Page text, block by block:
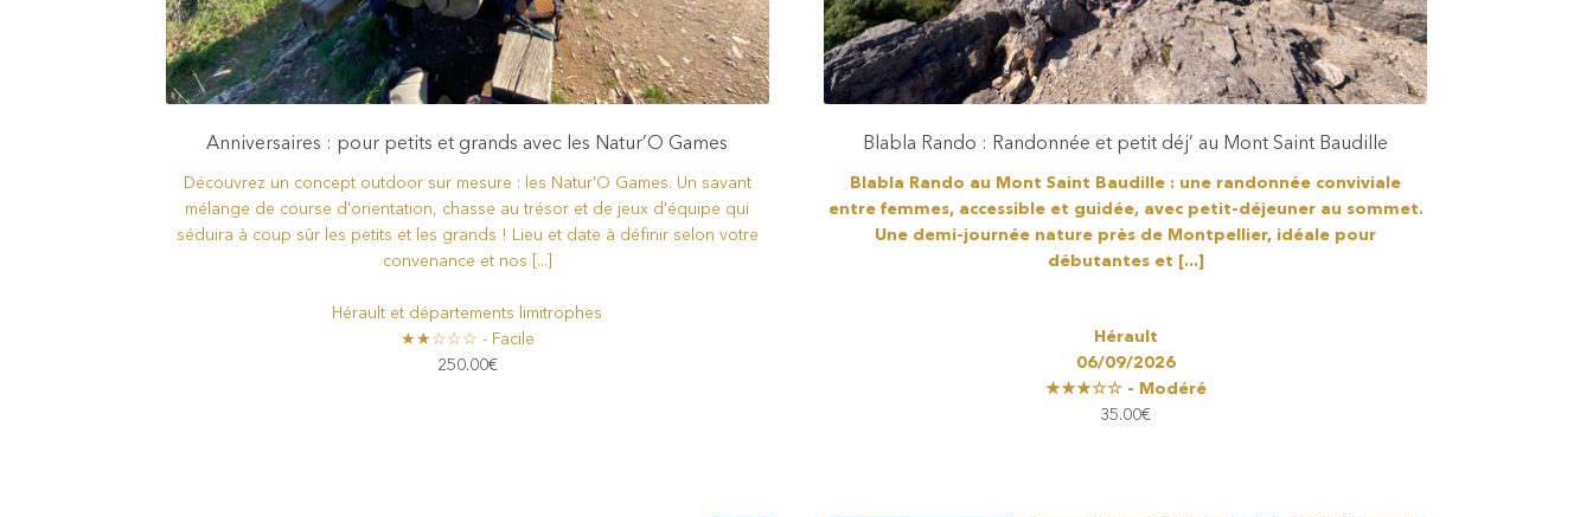
Anniversaires : pour petits et grands avec les Natur’O Games
Découvrez un concept outdoor sur mesure : les Natur'O Games. Un savant
mélange de course d'orientation, chasse au trésor et de jeux d'équipe qui
séduira à coup sûr les petits et les grands ! Lieu et date à définir selon votre
convenance et nos [...]
Hérault et départements limitrophes
★★☆☆☆ - Facile
250.00€
Blabla Rando : Randonnée et petit déj’ au Mont Saint Baudille
Blabla Rando au Mont Saint Baudille : une randonnée conviviale
entre femmes, accessible et guidée, avec petit-déjeuner au sommet.
Une demi-journée nature près de Montpellier, idéale pour
débutantes et [...]
Hérault
06/09/2026
★★★☆☆ - Modéré
35.00€